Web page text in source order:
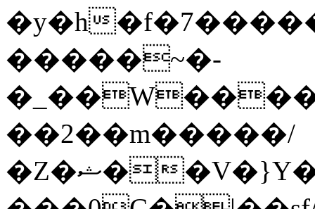
�y�h
�����~�-
��2��m�����/
�Z�ޝ��V�}Y�I�ծ�O�����S��]z��w��7�޷�����h���u��7w.ϻ���8X��ͮ�����W�dm�Jߜ��q/>?